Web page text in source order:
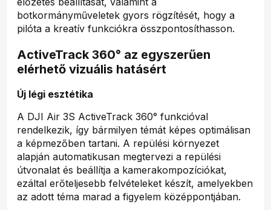
botkormányműveletek gyors rögzítését, hogy a
pilóta a kreatív funkciókra összpontosíthasson.
ActiveTrack 360° az egyszerűen
elérhető vizuális hatásért
Új légi esztétika
A DJI Air 3S ActiveTrack 360° funkcióval
rendelkezik, így bármilyen témát képes optimálisan
a képmezőben tartani. A repülési környezet
alapján automatikusan megtervezi a repülési
útvonalat és beállítja a kamerakompozíciókat,
ezáltal erőteljesebb felvételeket készít, amelyekben
az adott téma marad a figyelem középpontjában.